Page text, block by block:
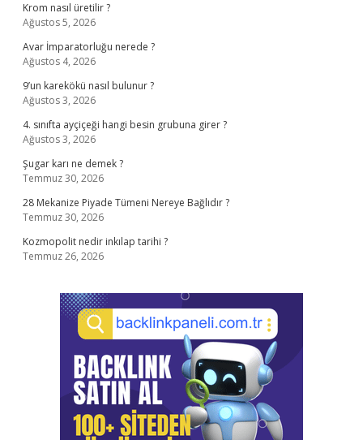
Krom nasıl üretilir ?
Ağustos 5, 2026
Avar İmparatorluğu nerede ?
Ağustos 4, 2026
9’un karekökü nasıl bulunur ?
Ağustos 3, 2026
4. sınıfta ayçiçeği hangi besin grubuna girer ?
Ağustos 3, 2026
Şugar karı ne demek ?
Temmuz 30, 2026
28 Mekanize Piyade Tümeni Nereye Bağlıdır ?
Temmuz 30, 2026
Kozmopolit nedir inkılap tarihi ?
Temmuz 26, 2026